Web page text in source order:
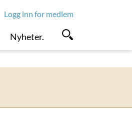
Logg inn for medlem
Nyheter.